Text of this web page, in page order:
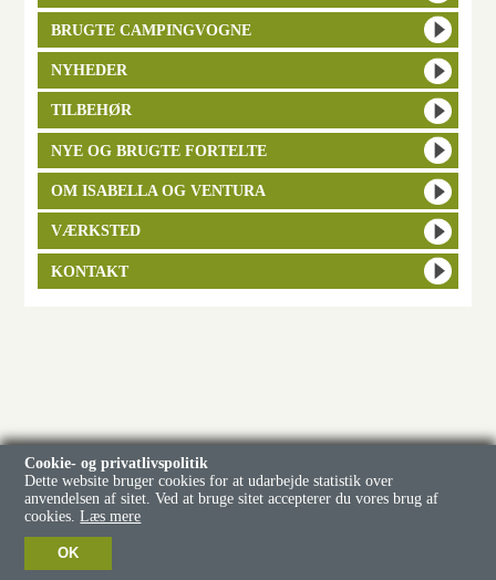
BRUGTE CAMPINGVOGNE
NYHEDER
TILBEHØR
NYE OG BRUGTE FORTELTE
OM ISABELLA OG VENTURA
VÆRKSTED
KONTAKT
Cookie- og privatlivspolitik
Dette website bruger cookies for at udarbejde statistik over
anvendelsen af sitet. Ved at bruge sitet accepterer du vores brug af
cookies. Læs mere